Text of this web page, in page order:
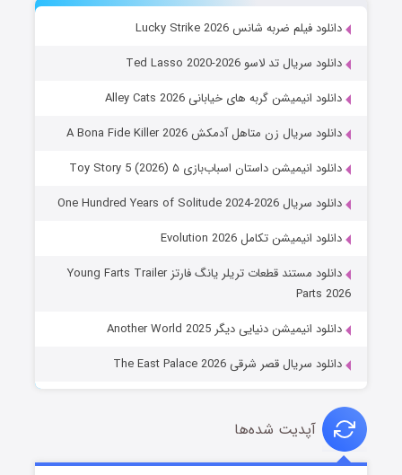
دانلود فیلم ضربه شانس Lucky Strike 2026
دانلود سریال تد لاسو Ted Lasso 2020-2026
دانلود انیمیشن گربه های خیابانی Alley Cats 2026
دانلود سریال زن متاهل آدمکش A Bona Fide Killer 2026
دانلود انیمیشن داستان اسباب‌بازی ۵ Toy Story 5 (2026)
دانلود سریال One Hundred Years of Solitude 2024-2026
دانلود انیمیشن تکامل Evolution 2026
دانلود مستند قطعات تریلر یانگ فارتز Young Farts Trailer
Parts 2026
دانلود انیمیشن دنیایی دیگر Another World 2025
دانلود سریال قصر شرقی The East Palace 2026
آپدیت شده‌ها